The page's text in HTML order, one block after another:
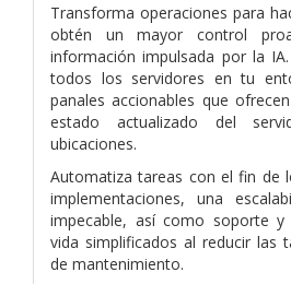
Transforma operaciones para
obtén un mayor control
información impulsada por la
todos los servidores en tu
panales accionables que
estado actualizado del
ubicaciones.
Automatiza tareas con el fin de
implementaciones, una
impecable, así como soporte
vida simplificados al reducir las
de mantenimiento.